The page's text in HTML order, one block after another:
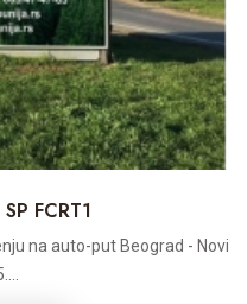
FCRT1
na auto-put Beograd - Novi